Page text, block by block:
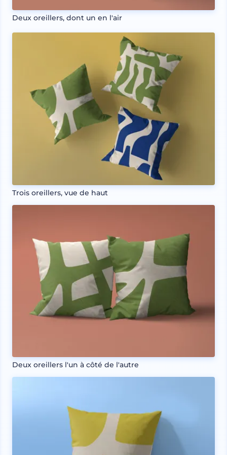
Deux oreillers, dont un en l'air
Trois oreillers, vue de haut
Deux oreillers l'un à côté de l'autre